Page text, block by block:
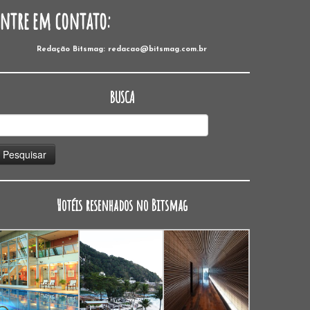
em contato:
Redação Bitsmag: redacao@bitsmag.com.br
BUSCA
Hotéis resenhados no Bitsmag